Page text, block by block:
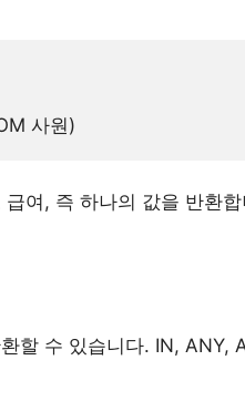
여, 즉 하나의 값을 반환
할 수 있습니다. IN, ANY,